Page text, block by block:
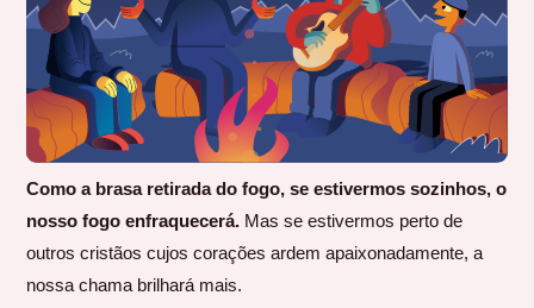
Como a brasa retirada do fogo, se estivermos sozinhos, o
nosso fogo enfraquecerá. Mas se estivermos perto de
outros cristãos cujos corações ardem apaixonadamente, a
nossa chama brilhará mais.